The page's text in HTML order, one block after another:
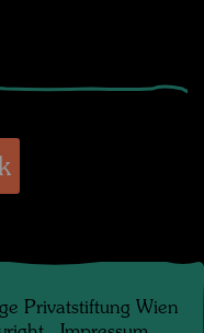
Privatstiftung Wien